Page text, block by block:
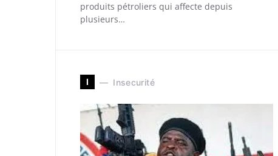
produits pétroliers qui affecte depuis
plusieurs…
I Insecurité